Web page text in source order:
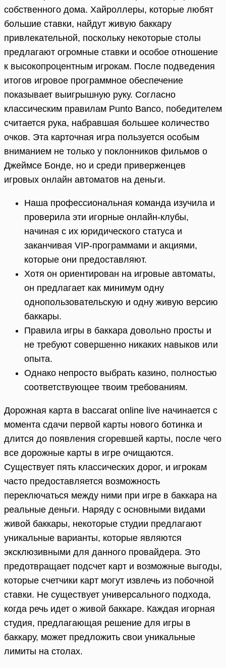
собственного дома. Хайроллеры, которые любят
большие ставки, найдут живую баккару
привлекательной, поскольку некоторые столы
предлагают огромные ставки и особое отношение
к высокопроцентным игрокам. После подведения
итогов игровое программное обеспечение
показывает выигрышную руку. Согласно
классическим правилам Punto Banco, победителем
считается рука, набравшая большее количество
очков. Эта карточная игра пользуется особым
вниманием не только у поклонников фильмов о
Джеймсе Бонде, но и среди приверженцев
игровых онлайн автоматов на деньги.
Наша профессиональная команда изучила и
проверила эти игорные онлайн-клубы,
начиная с их юридического статуса и
заканчивая VIP-программами и акциями,
которые они предоставляют.
Хотя он ориентирован на игровые автоматы,
он предлагает как минимум одну
однопользовательскую и одну живую версию
баккары.
Правила игры в баккара довольно просты и
не требуют совершенно никаких навыков или
опыта.
Однако непросто выбрать казино, полностью
соответствующее твоим требованиям.
Дорожная карта в baccarat online live начинается с
момента сдачи первой карты нового ботинка и
длится до появления сгоревшей карты, после чего
все дорожные карты в игре очищаются.
Существует пять классических дорог, и игрокам
часто предоставляется возможность
переключаться между ними при игре в баккара на
реальные деньги. Наряду с основными видами
живой баккары, некоторые студии предлагают
уникальные варианты, которые являются
эксклюзивными для данного провайдера. Это
предотвращает подсчет карт и возможные выгоды,
которые счетчики карт могут извлечь из побочной
ставки. Не существует универсального подхода,
когда речь идет о живой баккаре. Каждая игорная
студия, предлагающая решение для игры в
баккару, может предложить свои уникальные
лимиты на столах.